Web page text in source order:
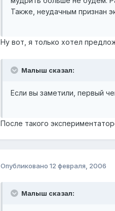
Также, неудачным признан
Ну вот, я только хотел
Малыш сказал:
Если вы заметили, первый
После такого
Опубликовано 12 февраля, 2006
Малыш сказал: